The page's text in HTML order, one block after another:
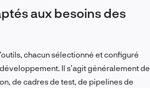
aux besoins des
chacun sélectionné et configuré
Il s’agit généralement de
de cadres de test, de pipelines de